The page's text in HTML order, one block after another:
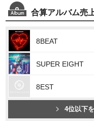
合算アルバム売
8BEAT
SUPER EIGHT
8EST
4位以下